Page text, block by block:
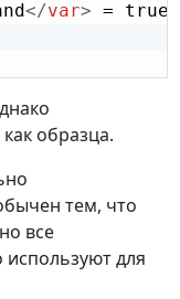
</var>
образца.
тем, что
все
для